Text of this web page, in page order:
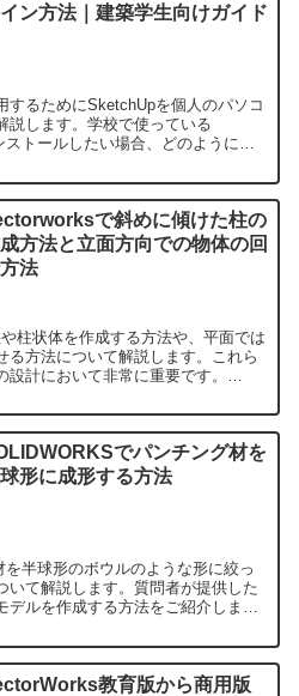
ン方法｜建築学生向けガイド
するためにSketchUpを個人のパソコ
説します。学校で使っている
トールしたい場合、どのようにダ
で斜めに傾けた柱の
方法と立面方向での物体の回
法
柱状体を作成する方法や、平面では
る方法について解説します。これら
計において非常に重要です。
でパンチング材を
形に成形する方法
半球形のボウルのような形に絞っ
いて解説します。質問者が提供した
デルを作成する方法をご紹介しま
教育版から商用版